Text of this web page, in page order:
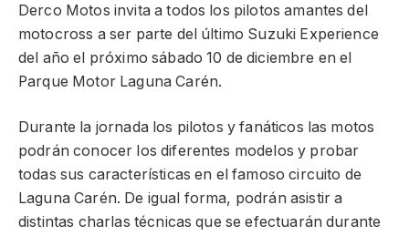
Derco Motos invita a todos los pilotos amantes del
motocross a ser parte del último Suzuki Experience
del año el próximo sábado 10 de diciembre en el
Parque Motor Laguna Carén.
Durante la jornada los pilotos y fanáticos las motos
podrán conocer los diferentes modelos y probar
todas sus características en el famoso circuito de
Laguna Carén. De igual forma, podrán asistir a
distintas charlas técnicas que se efectuarán durante